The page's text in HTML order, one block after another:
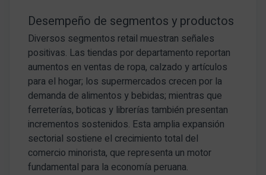
Desempeño de segmentos y productos
Diversos segmentos retail muestran señales
positivas. Las tiendas por departamento reportan
aumentos en ventas de ropa, calzado y artículos
para el hogar; los supermercados crecen por la
demanda de alimentos y bebidas; mientras que
ferreterías, boticas y librerías también presentan
incrementos sostenidos. Esta amplia expansión
sectorial sostiene el crecimiento total del
comercio minorista, que representa un motor
fundamental para la economía peruana.